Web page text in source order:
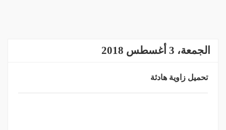
الجمعة، 3 أغسطس 2018
تحميل زاوية هادئة